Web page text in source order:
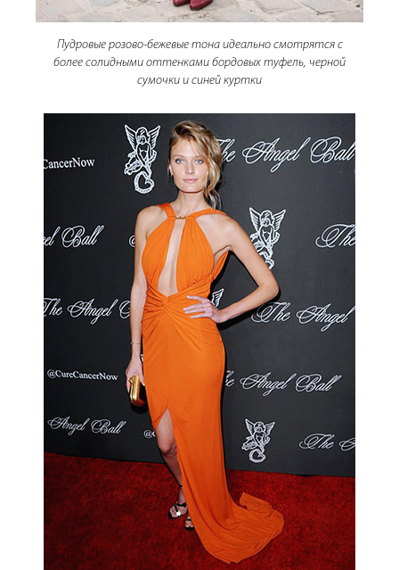
Пудровые розово-бежевые тона идеально смотрятся с
более солидными оттенками бордовых туфель, черной
сумочки и синей куртки